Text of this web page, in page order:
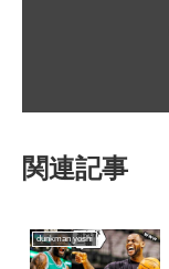
関連記事
dunkman yoshi